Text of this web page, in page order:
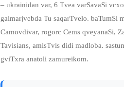
– ukrainidan var, 6 Tvea varSavaSi
gaimarjvebda Tu saqarTvelo. baTumSi
Camovdivar, rogorc Cems qveyanaSi,
Tavisians, amisTvis didi madloba.
gviTxra anatoli zamureikom.